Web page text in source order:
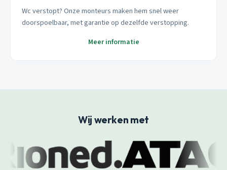
Wc verstopt? Onze monteurs maken hem snel weer
doorspoelbaar, met garantie op dezelfde verstopping.
Meer informatie
Wij werken met